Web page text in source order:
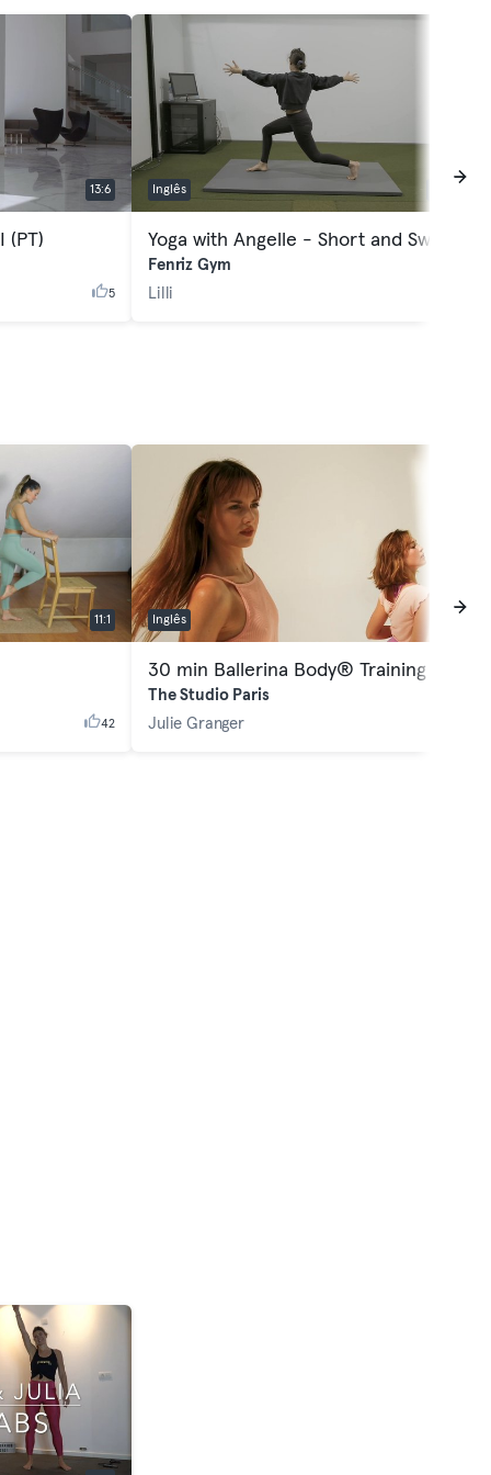
13:6
(PT)
5
Inglês
Yoga with Angelle - Short and Sweet
Fenriz Gym
Lilli
11:1
42
Inglês
30 min Ballerina Body® Training
The Studio Paris
Julie Granger